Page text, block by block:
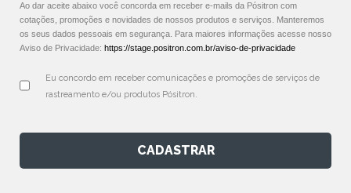
Ao dar aceite abaixo você concorda em receber e-mails da Pósitron com
cotações, promoções e novidades de nossos produtos e serviços. Manteremos
os seus dados pessoais em segurança. Para maiores informações acesse nosso
Aviso de Privacidade: https://stage.positron.com.br/aviso-de-privacidade
Eu concordo em receber comunicações e promoções de serviços de
rastreamento e/ou produtos Pósitron.
CADASTRAR